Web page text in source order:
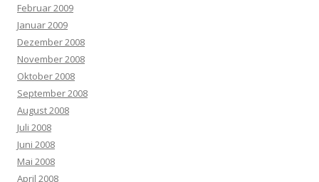
Februar 2009
Januar 2009
Dezember 2008
November 2008
Oktober 2008
September 2008
August 2008
Juli 2008
Juni 2008
Mai 2008
April 2008